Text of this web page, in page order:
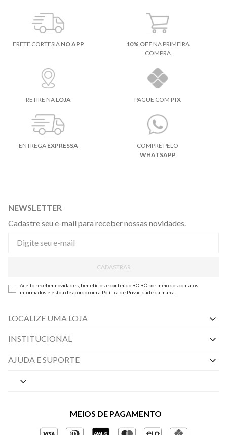
FRETE CORTESIA NO APP 10% OFFNA PRIMEIRA
COMPRA
RETIRE NA LOJA PAGUE COM PIX
ENTREGA EXPRESSA
COMPRE PELO
WHATSAPP
NEWSLETTER
Cadastre seu e-mail para receber nossas novidades.
CADASTRAR
Aceito receber novidades, benefícios e conteúdo BO.BÔ por meio dos contatos
informados e estou de acordo com a Política de Privacidadeda marca.
LOCALIZE UMA LOJA
INSTITUCIONAL
Nossas Lojas
Políticas de Privacidade
Gestão de Privacidade
AJUDA E SUPORTE
Central de Preferências
Perguntas frequentes
Regulamentos e Promoções
MEIOS DE PAGAMENTO